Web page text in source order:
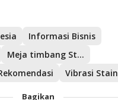
Informasi Bisnis
Meja timbang Stainless steel
Bagikan